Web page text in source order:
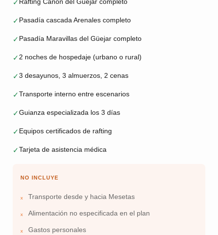
✓
✓ Pasadía cascada Arenales completo
✓ Pasadía Maravillas del Güejar completo
✓ 2 noches de hospedaje (urbano o rural)
✓3 desayunos, 3 almuerzos, 2 cenas
✓Transporte interno entre escenarios
✓Guianza especializada los 3 días
✓ Equipos certificados de rafting
✓Tarjeta de asistencia médica
NO INCLUYE
Transporte desde y hacia Mesetas
Alimentación no especificada en el plan
Gastos personales